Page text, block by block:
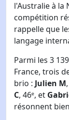
l'Australie à la
compétition
rappelle que
langage
Parmi les 3
France, trois
brio : Julien M
C, 46ᵉ, et
résonnent